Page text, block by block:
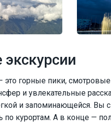
это горные пики,
и увлекательные
и запоминающейся. Вы
по курортам. А в конце —